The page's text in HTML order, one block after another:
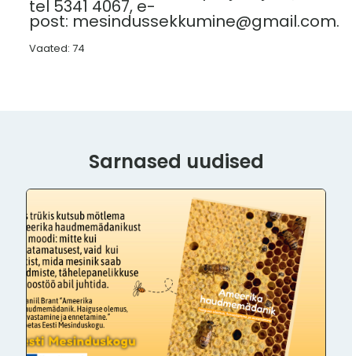
tel 5341 4067, e-
post: mesindussekkumine@gmail.com.
Vaated: 74
Sarnased uudised